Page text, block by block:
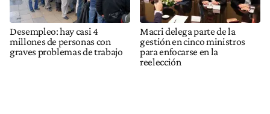
Desempleo: hay casi 4
millones de personas con
graves problemas de trabajo
Macri delega parte de la
gestión en cinco ministros
para enfocarse en la
reelección